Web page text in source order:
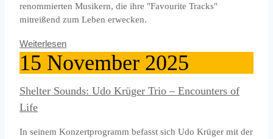
renommierten Musikern, die ihre "Favourite Tracks"
mitreißend zum Leben erwecken.
Weiterlesen
15 November 2025
Shelter Sounds: Udo Krüger Trio – Encounters of
Life
In seinem Konzertprogramm befasst sich Udo Krüger mit der